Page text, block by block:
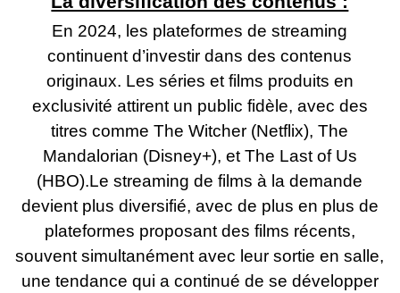
En 2024, les plateformes de streaming
continuent d’investir dans des contenus
originaux. Les séries et films produits en
exclusivité attirent un public fidèle, avec des
titres comme The Witcher (Netflix), The
Mandalorian (Disney+), et The Last of Us
(HBO).Le streaming de films à la demande
devient plus diversifié, avec de plus en plus de
plateformes proposant des films récents,
souvent simultanément avec leur sortie en salle,
une tendance qui a continué de se développer